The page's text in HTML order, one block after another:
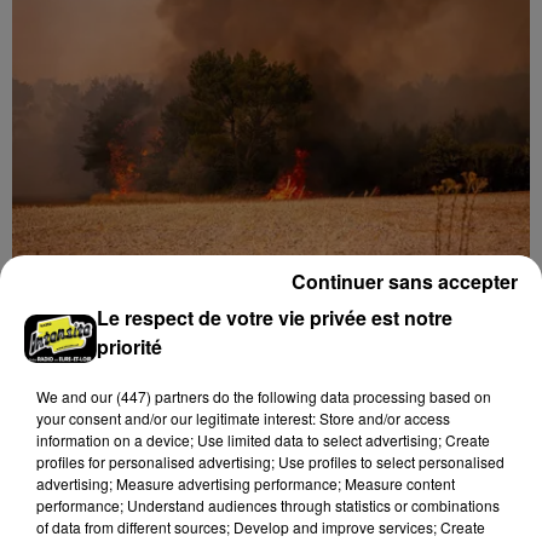
Loir-et-Cher : un pyromane interpellé grâce
au sang-froid des...
Samedi 25 juillet, plus d'une dizaine de feux de
champs et de sous-bois ont été déclenchés dans le
secteur de Fontaine-les-Côteaux, Montoire et Lunay.
Grâce...
LE GRAND FORMAT Voir plus
Le respect de votre vie privée est notre
priorité
We and our (447) partnersdo the following data processing based on
your consent and/or our legitimate interest: Store and/or access
information on a device; Use limited data to select advertising; Create
profiles for personalised advertising; Use profiles to select personalised
advertising; Measure advertising performance; Measure content
performance; Understand audiences through statistics or combinations
of data from different sources; Develop and improve services; Create
Continuer sans accepter